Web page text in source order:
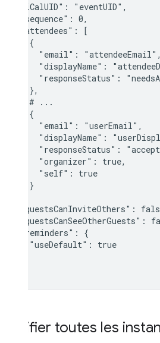
  "iCalUID": "eventUID",
  "sequence": 0,
  "attendees": [
    {
      "email": "attendeeEmail",
"displayName":
"responseStatus":
    },
    # ...
    {
      "email": "userEmail",
"displayName":
"responseStatus":
      "organizer": true,
      "self": true
    }
"guestsCanInviteOthers":
"guestsCanSeeOtherGuests":
  "reminders": {
    "useDefault": true
Modifier toutes les